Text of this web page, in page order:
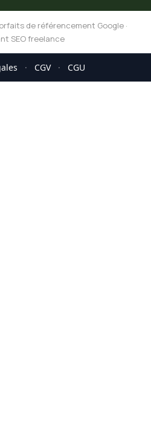
de référencement Google ·
SEO freelance
· CGV · CGU